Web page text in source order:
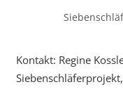
Kontakt: Regine
Siebenschläferprojekt,